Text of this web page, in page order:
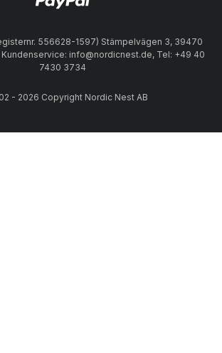
556628-1597) Stämpelvägen 3, 39470
Kundenservice: info@nordicnest.de, Tel: +49 40
7430 3734
- 2026 Copyright Nordic Nest AB